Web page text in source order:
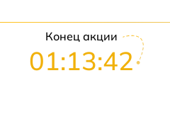
Конец акции
01:13:41